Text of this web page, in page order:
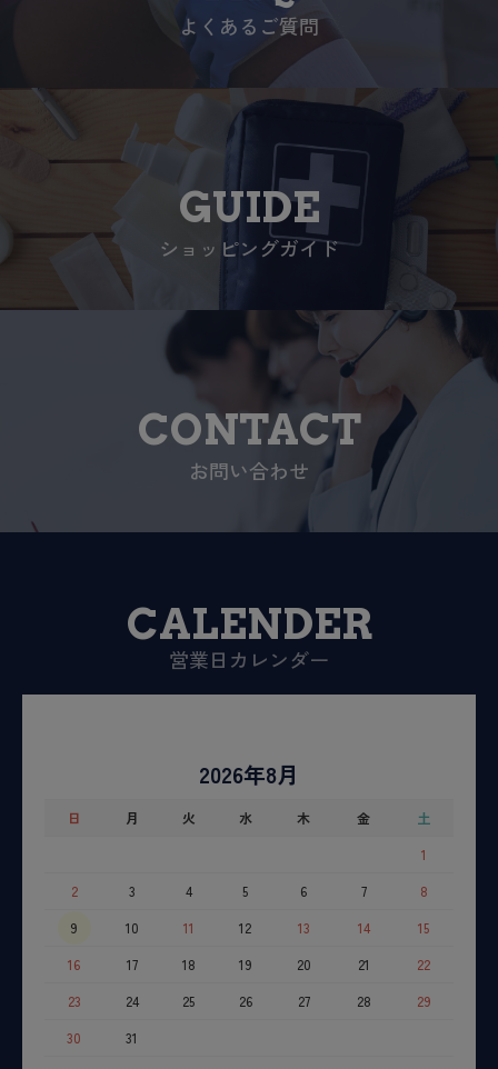
よくあるご質問
GUIDE
ショッピングガイド
CONTACT
お問い合わせ
CALENDER
営業日カレンダー
2026年8月
日 月 火 水 木 金
土
1
2
3 4 5 6 7
8
9
10 11 12 13 14
15
16
17 18 19 20 21
22
23
24 25 26 27 28
29
30
31